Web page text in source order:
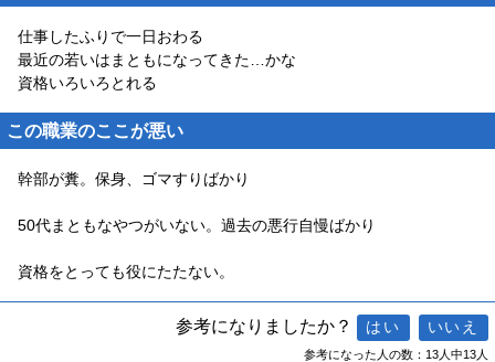
仕事したふりで一日おわる
最近の若いはまともになってきた…かな
資格いろいろとれる
この職業のここが悪い
幹部が糞。保身、ゴマすりばかり
50代まともなやつがいない。過去の悪行自慢ばかり
資格をとっても役にたたない。
参考になりましたか？
参考になった人の数：13人中13人